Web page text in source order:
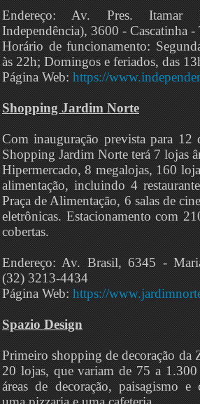
Endereço: Av. Pres. Itamar
Independência), 3600 - Cascatinha
Horário de funcionamento:
às 22h; Domingos e feriados, das
Página Web: https://
Shopping Jardim Norte
Com inauguração prevista para
Shopping Jardim Norte terá 7 lojas
Hipermercado, 8 megalojas, 160
alimentação, incluindo 4
Praça de Alimentação, 6 salas de
eletrônicas. Estacionamento com
cobertas.
Endereço: Av. Brasil, 6345 -
(32) 3213-4434
Página Web: https://
Spazio Design
Primeiro shopping de decoração da
20 lojas, que variam de 75 a 1.300
áreas de decoração, paisagismo e